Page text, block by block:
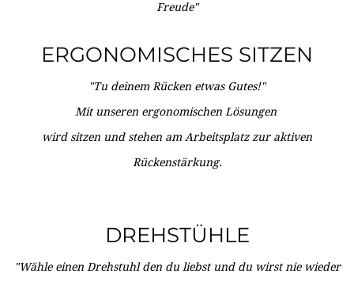
Freude"
ERGONOMISCHES SITZEN
"Tu deinem Rücken etwas Gutes!"
Mit unseren ergonomischen Lösungen
wird sitzen und stehen am Arbeitsplatz zur aktiven
Rückenstärkung.
DREHSTÜHLE
"Wähle einen Drehstuhl den du liebst und du wirst nie wieder